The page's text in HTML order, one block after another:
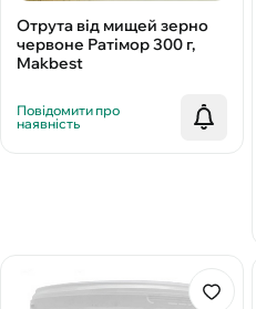
Отрута від мищей зерно
червоне Ратімор 300 г,
Makbest
Повідомити про
наявність